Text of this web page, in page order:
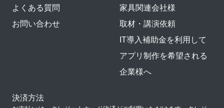
よくある質問
お問い合わせ
家具関連会社様
取材・講演依頼
IT導入補助金を利用して
アプリ制作を希望される
企業様へ
決済方法